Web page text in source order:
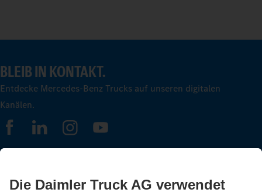
BLEIB IN KONTAKT.
Entdecke Mercedes-Benz Trucks auf unseren digitalen
Kanälen.